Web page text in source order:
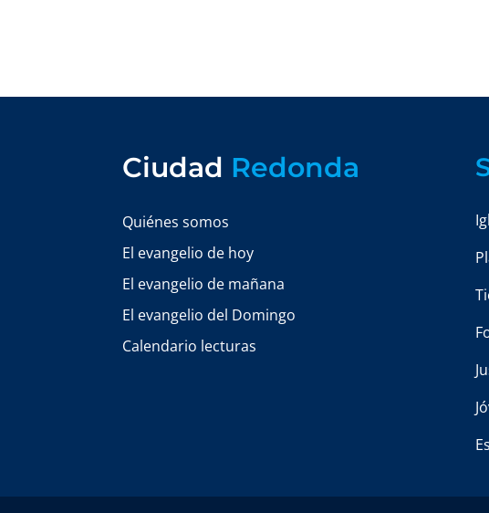
Ciudad Redonda
Quiénes somos
El evangelio de hoy
El evangelio de mañana
El evangelio del Domingo
Calendario lecturas